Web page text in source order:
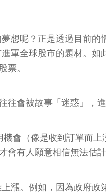
想呢？正是透過目前
軍全球股市的題材。
票。
會被故事「迷惑」，進
會（像是收到訂單而
有人願意相信無法估
漲。例如，因為政府